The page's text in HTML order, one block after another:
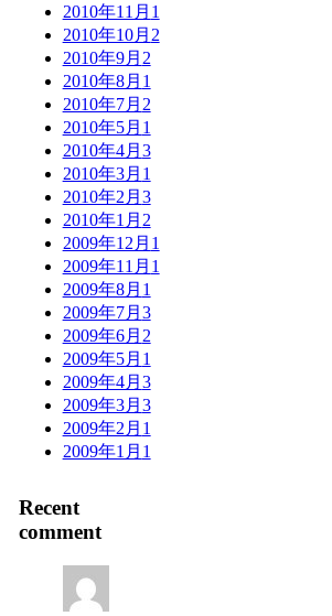
2010年11月 1
2010年10月 2
2010年9月 2
2010年8月 1
2010年7月 2
2010年5月 1
2010年4月 3
2010年3月 1
2010年2月 3
2010年1月 2
2009年12月 1
2009年11月 1
2009年8月 1
2009年7月 3
2009年6月 2
2009年5月 1
2009年4月 3
2009年3月 3
2009年2月 1
2009年1月 1
Recent
comment